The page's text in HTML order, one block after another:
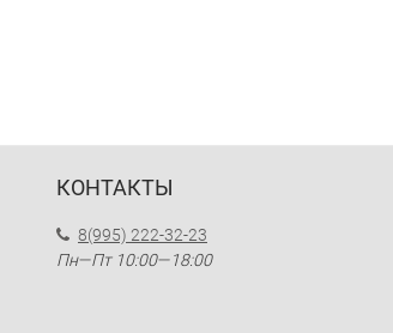
КОНТАКТЫ
8(995) 222-32-23
Пн—Пт 10:00—18:00